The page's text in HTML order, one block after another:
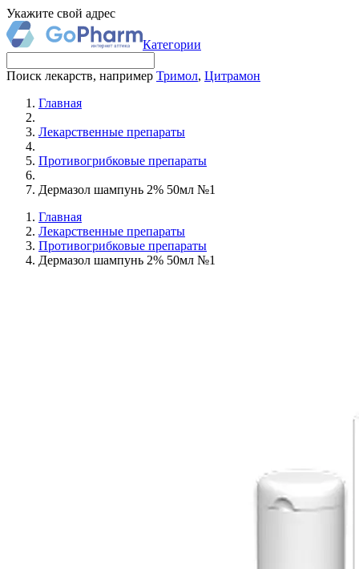
Укажите свой адрес
Категории
Поиск лекарств, например Тримол, Цитрамон
Главная
Лекарственные препараты
Противогрибковые препараты
Дермазол шампунь 2% 50мл №1
Главная
Лекарственные препараты
Противогрибковые препараты
Дермазол шампунь 2% 50мл №1